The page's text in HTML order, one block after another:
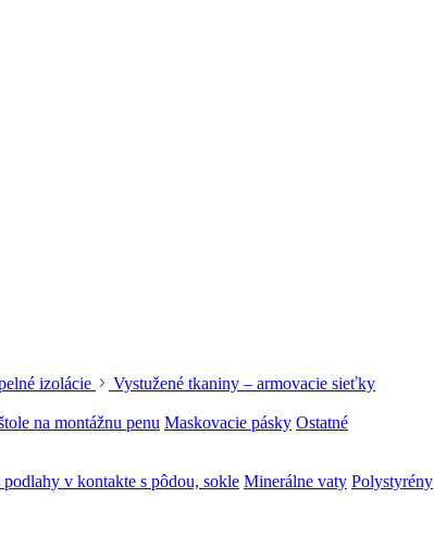
izolácie
Vystužené tkaniny – armovacie sieťky
na montážnu penu Maskovacie pásky Ostatné
podlahy v kontakte s pôdou, sokle Minerálne vaty Polystyrény